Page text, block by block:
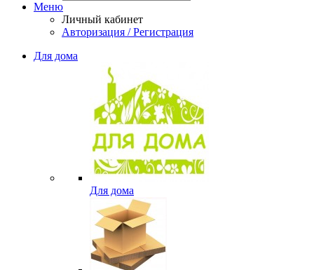
Меню
Личный кабинет
Авторизация / Регистрация
Для дома
Для дома